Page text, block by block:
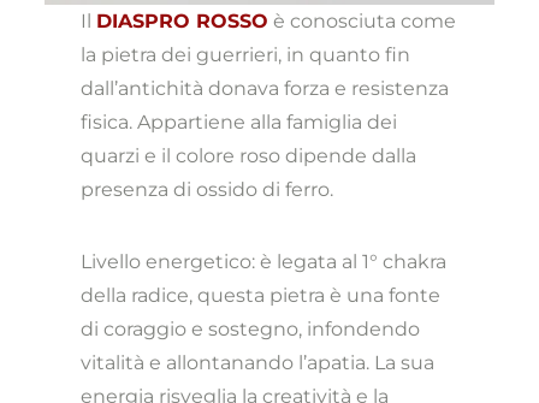
Il DIASPRO ROSSO è conosciuta come
la pietra dei guerrieri, in quanto fin
dall’antichità donava forza e resistenza
fisica. Appartiene alla famiglia dei
quarzi e il colore roso dipende dalla
presenza di ossido di ferro.
Livello energetico: è legata al 1° chakra
della radice, questa pietra è una fonte
di coraggio e sostegno, infondendo
vitalità e allontanando l’apatia. La sua
energia risveglia la creatività e la